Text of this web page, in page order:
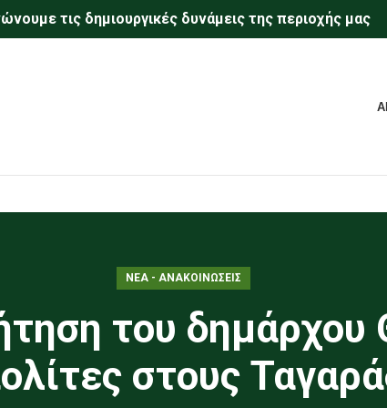
τις δημιουργικές δυνάμεις της περιοχής μας
ΝΕΑ - ΑΝΑΚΟΙΝΩΣΕΙΣ
του
στους